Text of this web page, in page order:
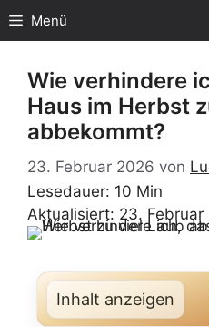
Menü
Wie verhindere
Haus im Herbst
abbekommt?
23. Februar 2026 von
Lesedauer: 10 Min
Aktualisiert: 23.
Inhalt anzeigen